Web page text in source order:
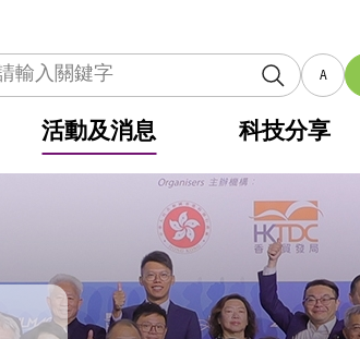
A
活動及消息 科技分享